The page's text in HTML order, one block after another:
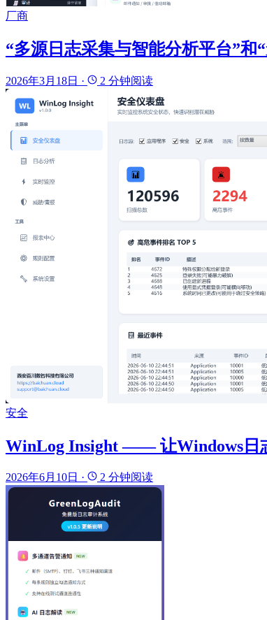
厂商
“多源日志采集与智能分析平台”
2026年3月18日 · 2 分钟阅读
安全
WinLog Insight —— 让Windows日
2026年6月10日 · 2 分钟阅读